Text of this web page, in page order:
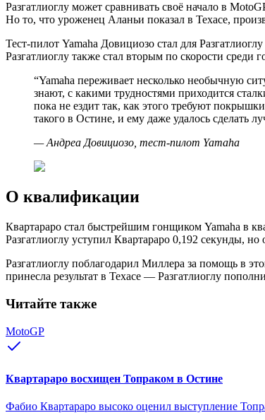
Разгатлиоглу может сравнивать своё начало в
Но то, что уроженец Аланьи показал в Техасе,
Тест-пилот Yamaha Довициозо стал для
Разгатлиоглу также стал вторым по скорости
“Yamaha переживает несколько необычную
знают, с какими трудностями приходится
пока не ездит так, как этого требуют
такого в Остине, и ему даже удалось сделать
—Андреа Довициозо, тест-пилот Yamaha
О квалификации
Квартараро стал быстрейшим гонщиком Yamaha в
Разгатлиоглу уступил Квартараро 0,192 секунды,
Разгатлиоглу поблагодарил Миллера за помощь в
принесла результат в Техасе — Разгатлиоглу
Читайте также
MotoGP
Квартараро восхищен Топраком в Остине
Фабио Квартараро высоко оценил выступление